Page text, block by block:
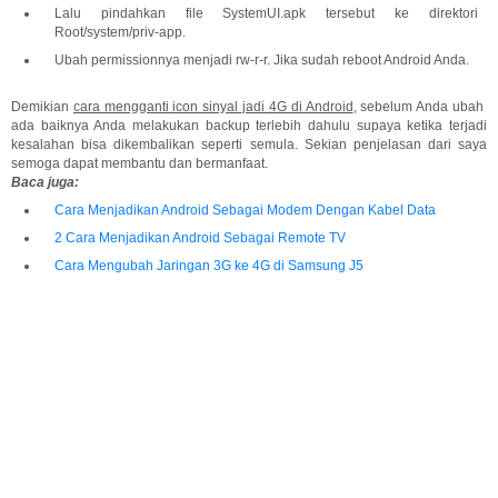
Lalu pindahkan file SystemUI.apk tersebut ke direktori
Root/system/priv-app.
Ubah permissionnya menjadi rw-r-r. Jika sudah reboot Android Anda.
Demikian cara mengganti icon sinyal jadi 4G di Android , sebelum Anda ubah
ada baiknya Anda melakukan backup terlebih dahulu supaya ketika terjadi
kesalahan bisa dikembalikan seperti semula. Sekian penjelasan dari saya
semoga dapat membantu dan bermanfaat.
Baca juga:
Cara Menjadikan Android Sebagai Modem Dengan Kabel Data
2 Cara Menjadikan Android Sebagai Remote TV
Cara Mengubah Jaringan 3G ke 4G di Samsung J5